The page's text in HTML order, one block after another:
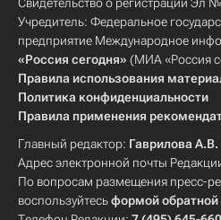
Учредитель: Федеральное
предприятие Международное
«Россия сегодня» (МИА «Россия
Правила использования
Политика конфиденциальности
Правила применения
Главный редактор: Гаврилова А.В.
Адрес электронной почты
По вопросам размещения пресс-
воспользуйтесьформой обратной